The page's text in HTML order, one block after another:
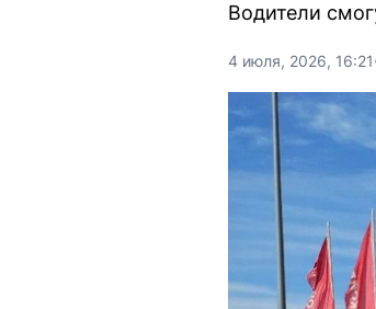
Водители
4 июля, 2026, 16:21